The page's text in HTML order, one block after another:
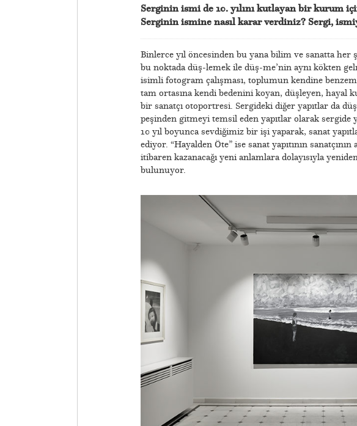
Serginin ismi de 10. yılını kutlayan bir kurum
Serginin ismine nasıl karar verdiniz? Sergi,
Binlerce yıl öncesinden bu yana bilim ve sanatta her
bu noktada düş-lemek ile düş-me’nin aynı kökten
isimli fotogram çalışması, toplumun kendine
tam ortasına kendi bedenini koyan, düşleyen, hayal
bir sanatçı otoportresi. Sergideki diğer yapıtlar da
peşinden gitmeyi temsil eden yapıtlar olarak sergide
10 yıl boyunca sevdiğimiz bir işi yaparak, sanat
ediyor. “Hayalden Öte” ise sanat yapıtının
itibaren kazanacağı yeni anlamlara dolayısıyla
bulunuyor.